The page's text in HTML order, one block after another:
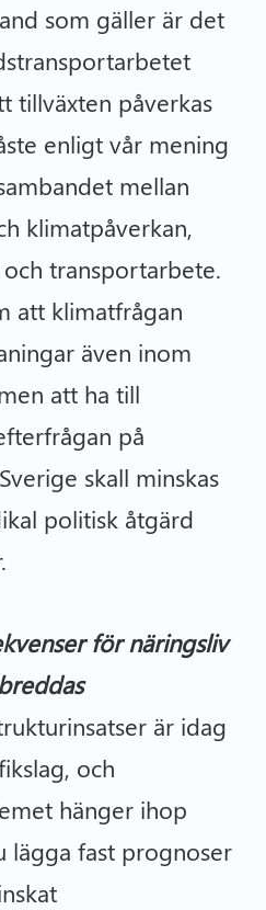
som gäller är det
tillväxten påverkas
enligt vår mening
mellan
klimatpåverkan,
transportarbete.
att klimatfrågan
även inom
att ha till
på
skall minskas
politisk åtgärd
för näringsliv
är idag
och
hänger ihop
lägga fast prognoser